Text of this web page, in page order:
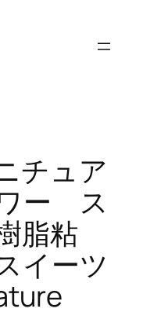
チュア
ー ス
脂粘
イーツ